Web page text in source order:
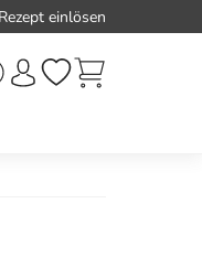
Rezept einlösen